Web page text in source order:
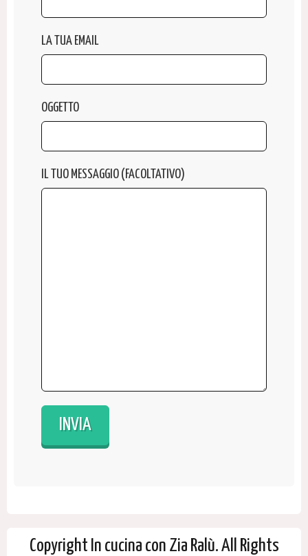
LA TUA EMAIL
OGGETTO
IL TUO MESSAGGIO (FACOLTATIVO)
Copyright In cucina con Zia Ralù. All Rights